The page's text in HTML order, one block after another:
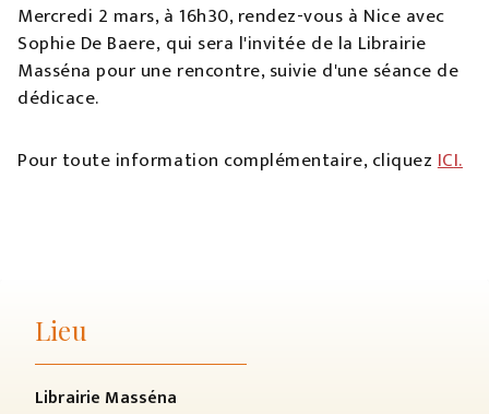
Mercredi 2 mars, à 16h30, rendez-vous à Nice avec
Sophie De Baere, qui sera l'invitée de la Librairie
Masséna pour une rencontre, suivie d'une séance de
dédicace.
Pour toute information complémentaire, cliquezICI.
Lieu
Librairie Masséna